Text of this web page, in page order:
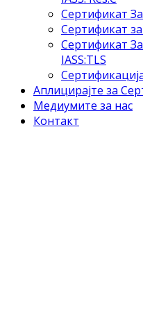
Сертификат
Сертификат
Сертификат
IASS:TLS
Аплицирајте за
Медиумите за нас
Контакт